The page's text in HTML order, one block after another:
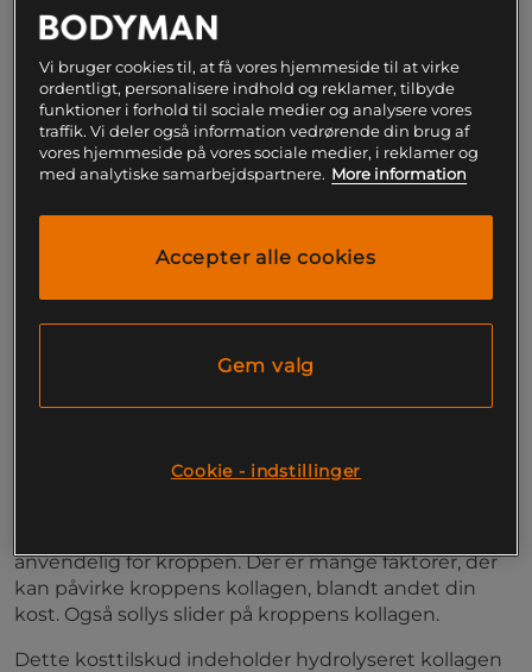
Et kosttilskud fra Elexir Pharma som indeholder
sort peber ekstrakt.
Et kropsnaturligt fiberprotein
Din krop indeholder en hel del kollagen. Proteinet
behøves blandt andet i kroppens bindevæv og led.
Kombinationen giver dig flere fordele, blandt andet:
Riboflavin og biotin bidrager til normal hud og
hår
giver blandt andet brusk, led, hud og bindevæv sin
anvendelig for kroppen. Der er mange faktorer, der
kan påvirke kroppens kollagen, blandt andet din
kost. Også sollys slider på kroppens kollagen.
Dette kosttilskud indeholder hydrolyseret kollagen
Vi bruger cookies til, at få vores hjemmeside til at virke
ordentligt, personalisere indhold og reklamer, tilbyde
funktioner i forhold til sociale medier og analysere vores
traffik. Vi deler også information vedrørende din brug af
vores hjemmeside på vores sociale medier, i reklamer og
med analytiske samarbejdspartnere. More information
Accepter alle cookies
Gem valg
Cookie - indstillinger